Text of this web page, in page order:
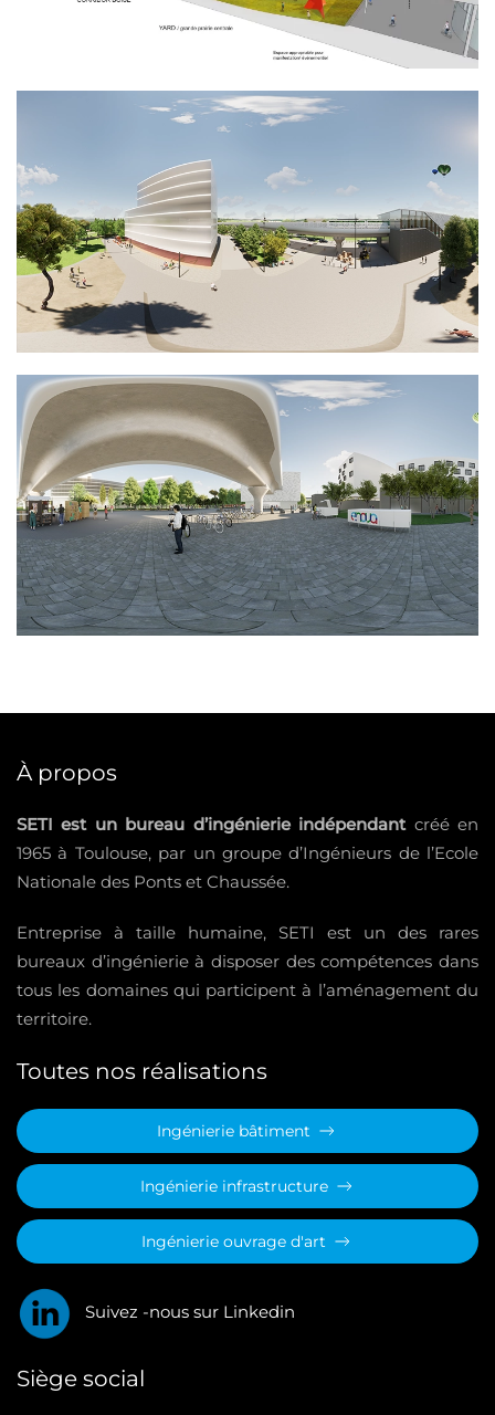
À propos
SETI est un bureau d’ingénierie indépendantcréé en
1965 à Toulouse, par un groupe d’Ingénieurs de l’Ecole
Nationale des Ponts et Chaussée.
Entreprise à taille humaine, SETI est un des rares
bureaux d’ingénierie à disposer des compétences dans
tous les domaines qui participent à l’aménagement du
territoire.
Toutes nos réalisations
Ingénierie bâtiment
Ingénierie infrastructure
Ingénierie ouvrage d'art
Suivez -nous sur Linkedin
Siège social